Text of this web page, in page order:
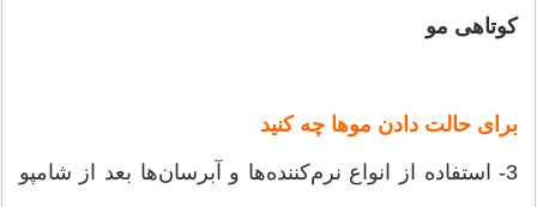
کوتاهی مو
برای حالت دادن موها چه کنید
3- استفاده از انواع نرم‌كننده‌ها و آبرسان‌ها بعد از شامپو